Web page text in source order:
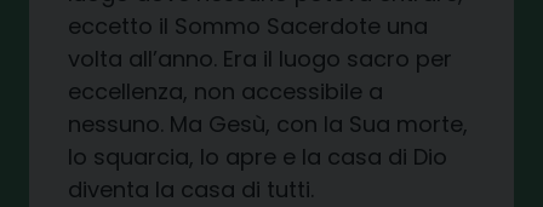
eccetto il Sommo Sacerdote una
volta all’anno. Era il luogo sacro per
eccellenza, non accessibile a
nessuno. Ma Gesù, con la Sua morte,
lo squarcia, lo apre e la casa di Dio
diventa la casa di tutti.